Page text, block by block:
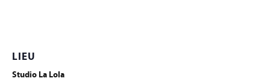
LIEU
Studio La Lola